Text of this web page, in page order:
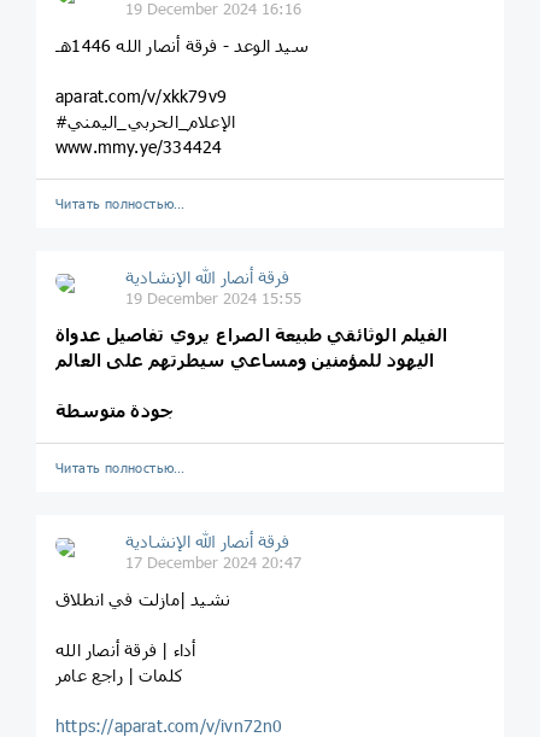
19 December 2024 16:16
سيد الوعد - فرقة أنصار الله 1446هـ
aparat.com/v/xkk79v9
#الإعلام_الحربي_اليمني
www.mmy.ye/334424
Читать полностью…
فرقة أنصار الله الإنشادية
19 December 2024 15:55
الفيلم الوثائقي طبيعة الصراع يروي تفاصيل عدواة
اليهود للمؤمنين ومساعي سيطرتهم على العالم
جودة متوسطة
Читать полностью…
فرقة أنصار الله الإنشادية
17 December 2024 20:47
نشيد |مازلت في انطلاق
أداء | فرقة أنصار الله
كلمات | راجع عامر
https://aparat.com/v/ivn72n0